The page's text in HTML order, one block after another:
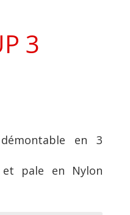
3
en 3
pale en Nylon